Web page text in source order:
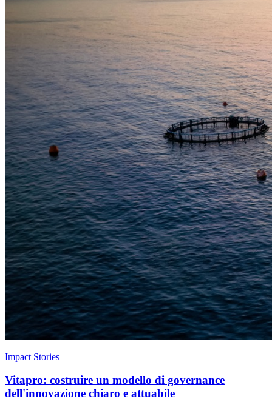
Impact Stories
Vitapro: costruire un modello di governance
dell'innovazione chiaro e attuabile